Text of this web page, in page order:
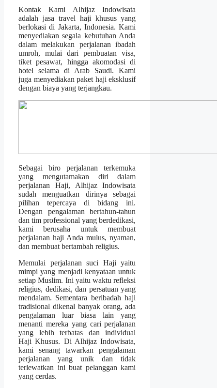
Kontak Kami Alhijaz Indowisata
adalah jasa travel haji khusus yang
berlokasi di Jakarta, Indonesia. Kami
menyediakan segala kebutuhan Anda
dalam melakukan perjalanan ibadah
umroh, mulai dari pembuatan visa,
tiket pesawat, hingga akomodasi di
hotel selama di Arab Saudi. Kami
juga menyediakan paket haji eksklusif
dengan biaya yang terjangkau.
Sebagai biro perjalanan terkemuka
yang mengutamakan diri dalam
perjalanan Haji, Alhijaz Indowisata
sudah menguatkan dirinya sebagai
pilihan tepercaya di bidang ini.
Dengan pengalaman bertahun-tahun
dan tim professional yang berdedikasi,
kami berusaha untuk membuat
perjalanan haji Anda mulus, nyaman,
dan membuat bertambah religius.
Memulai perjalanan suci Haji yaitu
mimpi yang menjadi kenyataan untuk
setiap Muslim. Ini yaitu waktu refleksi
religius, dedikasi, dan persatuan yang
mendalam. Sementara beribadah haji
tradisional dikenal banyak orang, ada
pengalaman luar biasa lain yang
menanti mereka yang cari perjalanan
yang lebih terbatas dan individual
Haji Khusus. Di Alhijaz Indowisata,
kami senang tawarkan pengalaman
perjalanan yang unik dan tidak
terlewatkan ini buat pelanggan kami
yang cerdas.